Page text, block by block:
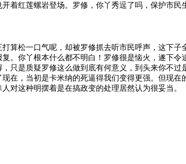
着红莲螺岩登场。罗修，你丫秀逗了吗，保护市民
算松一口气呢，却被罗修抓去听市民呼声，这下
。你丫根本什么都不明白！罗修很是恼火，遂下令
只是质疑罗修这么做到底有何意义，到头来你不
在，当初是卡米纳的死逼得我们变得更强。但现在
对这种明摆着是在搞政变的处理居然认为很妥当。